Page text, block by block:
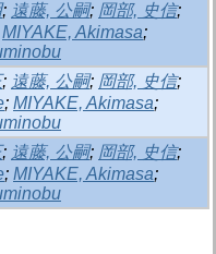
; 遠藤, 公嗣; 岡部, 史信;
MIYAKE, Akimasa;
; 遠藤, 公嗣; 岡部, 史信;
; MIYAKE, Akimasa;
; 遠藤, 公嗣; 岡部, 史信;
; MIYAKE, Akimasa;